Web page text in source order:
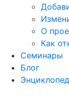
О
Как
Семинары
Блог